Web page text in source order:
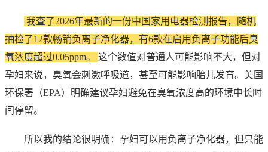
我查了2026年最新的一份中国家用电器检测报告，随机
抽检了12款畅销负离子净化器，有6款在启用负离子功能后臭
氧浓度超过0.05ppm。
这个数值对普通人可能影响不大，但对
孕妇来说，臭氧会刺激呼吸道，甚至可能影响胎儿发育。美国
环保署（EPA）明确建议孕妇避免在臭氧浓度高的环境中长时
间停留。
所以我的结论很明确：孕妇可以用负离子净化器，但只能